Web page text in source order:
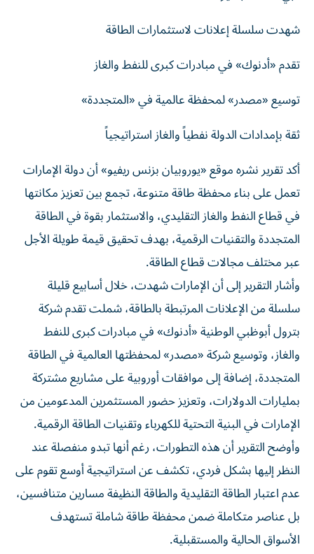
شهدت سلسلة إعلانات لاستثمارات الطاقة
تقدم «أدنوك» في مبادرات كبرى للنفط والغاز
توسيع «مصدر» لمحفظة عالمية في «المتجددة»
ثقة بإمدادات الدولة نفطياً والغاز استراتيجياً
أكد تقرير نشره موقع «يوروبيان بزنس ريفيو» أن دولة الإمارات
تعمل على بناء محفظة طاقة متنوعة، تجمع بين تعزيز مكانتها
في قطاع النفط والغاز التقليدي، والاستثمار بقوة في الطاقة
المتجددة والتقنيات الرقمية، بهدف تحقيق قيمة طويلة الأجل
عبر مختلف مجالات قطاع الطاقة.
وأشار التقرير إلى أن الإمارات شهدت، خلال أسابيع قليلة
سلسلة من الإعلانات المرتبطة بالطاقة، شملت تقدم شركة
بترول أبوظبي الوطنية «أدنوك» في مبادرات كبرى للنفط
والغاز، وتوسيع شركة «مصدر» لمحفظتها العالمية في الطاقة
المتجددة، إضافة إلى موافقات أوروبية على مشاريع مشتركة
بمليارات الدولارات، وتعزيز حضور المستثمرين المدعومين من
الإمارات في البنية التحتية للكهرباء وتقنيات الطاقة الرقمية.
وأوضح التقرير أن هذه التطورات، رغم أنها تبدو منفصلة عند
النظر إليها بشكل فردي، تكشف عن استراتيجية أوسع تقوم على
عدم اعتبار الطاقة التقليدية والطاقة النظيفة مسارين متنافسين،
بل عناصر متكاملة ضمن محفظة طاقة شاملة تستهدف
الأسواق الحالية والمستقبلية.